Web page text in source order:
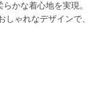
かな着心地を実現。
ゃれなデザインで、